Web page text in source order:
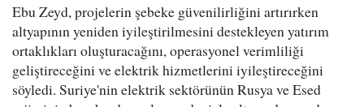
Ebu Zeyd, projelerin şebeke güvenilirliğini artırırken
altyapının yeniden iyileştirilmesini destekleyen yatırım
ortaklıkları oluşturacağını, operasyonel verimliliği
geliştireceğini ve elektrik hizmetlerini iyileştireceğini
söyledi. Suriye'nin elektrik sektörünün Rusya ve Esed